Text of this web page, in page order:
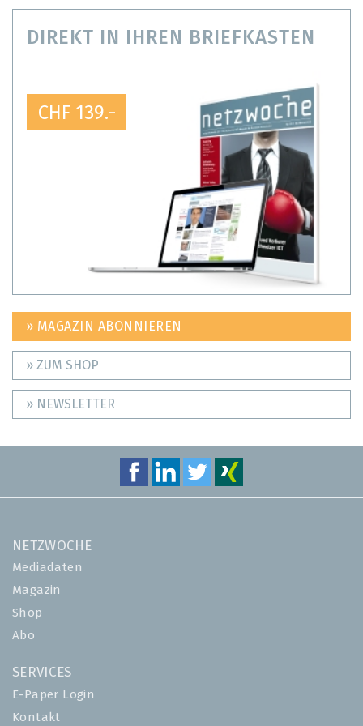
DIREKT IN IHREN BRIEFKASTEN
CHF 139.-
» MAGAZIN ABONNIEREN
» ZUM SHOP
» NEWSLETTER
NETZWOCHE
Mediadaten
Magazin
Shop
Abo
SERVICES
E-Paper Login
Kontakt